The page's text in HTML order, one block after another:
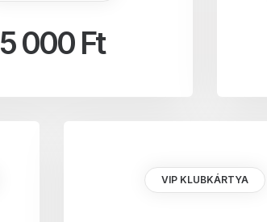
5 000 Ft
VIP KLUBKÁRTYA